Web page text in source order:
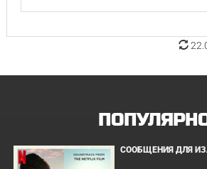
СООБЩЕНИЯ ДЛЯ